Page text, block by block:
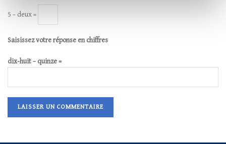
5 − deux =
Saisissez votre réponse en chiffres
dix-huit − quinze =